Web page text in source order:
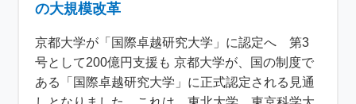
の大規模改革
京都大学が「国際卓越研究大学」に認定へ 第3
号として200億円支援も 京都大学が、国の制度で
ある「国際卓越研究大学」に正式認定される見通